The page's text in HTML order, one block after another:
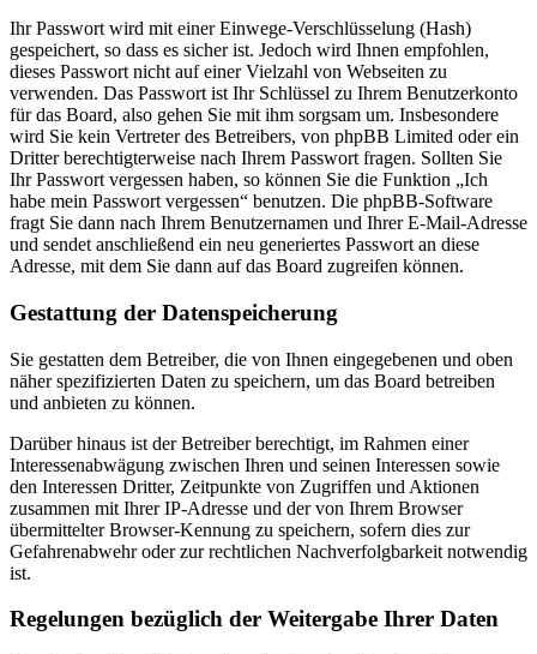
Ihr Passwort wird mit einer Einwege-Verschlüsselung (Hash)
gespeichert, so dass es sicher ist. Jedoch wird Ihnen empfohlen,
dieses Passwort nicht auf einer Vielzahl von Webseiten zu
verwenden. Das Passwort ist Ihr Schlüssel zu Ihrem Benutzerkonto
für das Board, also gehen Sie mit ihm sorgsam um. Insbesondere
wird Sie kein Vertreter des Betreibers, von phpBB Limited oder ein
Dritter berechtigterweise nach Ihrem Passwort fragen. Sollten Sie
Ihr Passwort vergessen haben, so können Sie die Funktion „Ich
habe mein Passwort vergessen“ benutzen. Die phpBB-Software
fragt Sie dann nach Ihrem Benutzernamen und Ihrer E-Mail-Adresse
und sendet anschließend ein neu generiertes Passwort an diese
Adresse, mit dem Sie dann auf das Board zugreifen können.
Gestattung der Datenspeicherung
Sie gestatten dem Betreiber, die von Ihnen eingegebenen und oben
näher spezifizierten Daten zu speichern, um das Board betreiben
und anbieten zu können.
Darüber hinaus ist der Betreiber berechtigt, im Rahmen einer
Interessenabwägung zwischen Ihren und seinen Interessen sowie
den Interessen Dritter, Zeitpunkte von Zugriffen und Aktionen
zusammen mit Ihrer IP-Adresse und der von Ihrem Browser
übermittelter Browser-Kennung zu speichern, sofern dies zur
Gefahrenabwehr oder zur rechtlichen Nachverfolgbarkeit notwendig
ist.
Regelungen bezüglich der Weitergabe Ihrer Daten